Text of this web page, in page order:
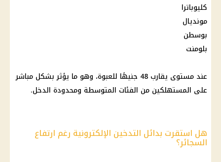
كليوباترا
مونديال
بوسطن
بلومنت
عند مستوى يقارب 48 جنيهًا للعبوة، وهو ما يؤثر بشكل مباشر
على المستهلكين من الفئات المتوسطة ومحدودة الدخل.
هل استقرت بدائل التدخين الإلكترونية رغم ارتفاع
السجائر؟